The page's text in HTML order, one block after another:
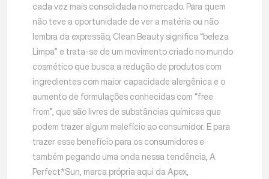
cada vez mais consolidada no mercado. Para quem
não teve a oportunidade de ver a matéria ou não
lembra da expressão, Clean Beauty significa “beleza
Limpa” e trata-se de um movimento criado no mundo
cosmético que busca a redução de produtos com
ingredientes com maior capacidade alergênica e o
aumento de formulações conhecidas com “free
from”, que são livres de substâncias químicas que
podem trazer algum malefício ao consumidor. E para
trazer esse benefício para os consumidores e
também pegando uma onda nessa tendência, A
Perfect*Sun, marca própria aqui da Apex,